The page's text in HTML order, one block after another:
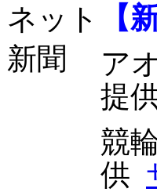
【
ア
提
競
供